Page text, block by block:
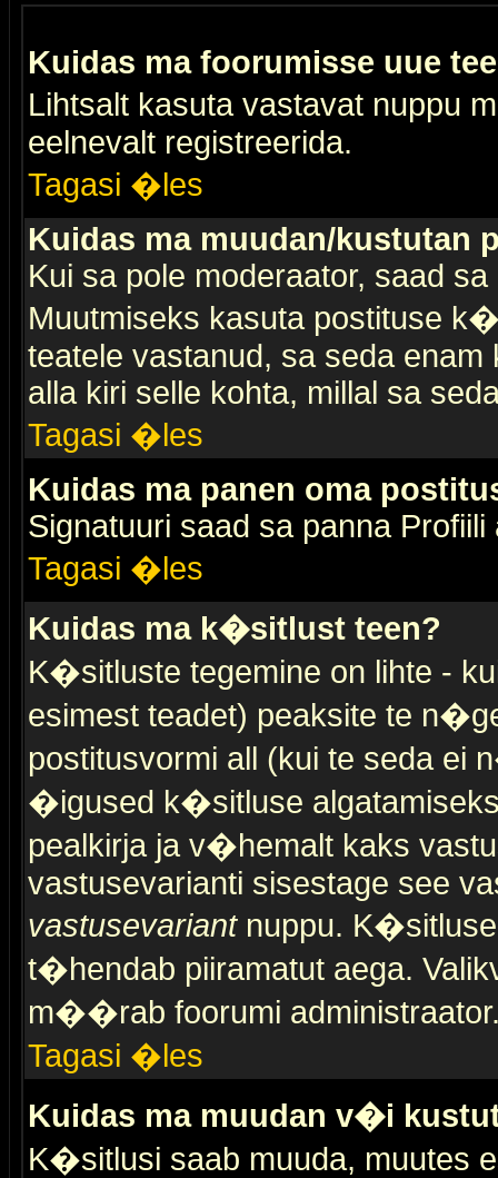
Kuidas ma foorumisse uue
Lihtsalt kasuta vastavat nuppu
eelnevalt registreerida.
Tagasi �les
Kuidas ma muudan/kustutan
Kui sa pole moderaator, saad
Muutmiseks kasuta postituse
teatele vastanud, sa seda
alla kiri selle kohta, millal sa
Tagasi �les
Kuidas ma panen oma
Signatuuri saad sa panna Profiili
Tagasi �les
Kuidas ma k�sitlust teen?
K�sitluste tegemine on lihte -
esimest teadet) peaksite te
postitusvormi all (kui te seda ei
�igused k�sitluse
pealkirja ja v�hemalt kaks
vastusevarianti sisestage see
vastusevariantnuppu.
t�hendab piiramatut aega.
m��rab foorumi
Tagasi �les
Kuidas ma muudan v�i
K�sitlusi saab muuda, muutes